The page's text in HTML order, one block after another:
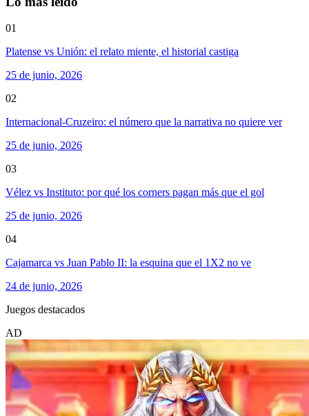
01
Platense vs Unión: el relato miente, el historial castiga
25 de junio, 2026
02
Internacional-Cruzeiro: el número que la narrativa no quiere ver
25 de junio, 2026
03
Vélez vs Instituto: por qué los corners pagan más que el gol
25 de junio, 2026
04
Cajamarca vs Juan Pablo II: la esquina que el 1X2 no ve
24 de junio, 2026
Juegos destacados
AD